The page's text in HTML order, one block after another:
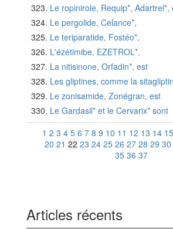
Le ropinirole, Requip*, Adartrel*,
Le pergolide, Celance*,
Le teriparatide, Fostéo*,
L'ézétimibe, EZETROL*,
La nitisinone, Orfadin*, est
Les gliptines, comme la
Le zonisamide, Zonégran, est
Le Gardasil* et le Cervarix* sont
1 2 3 4 5 6 7 8 9 10 11 12 13 14 15
20 21 22 23 24 25 26 27 28 29 30
35 36 37
Articles récents